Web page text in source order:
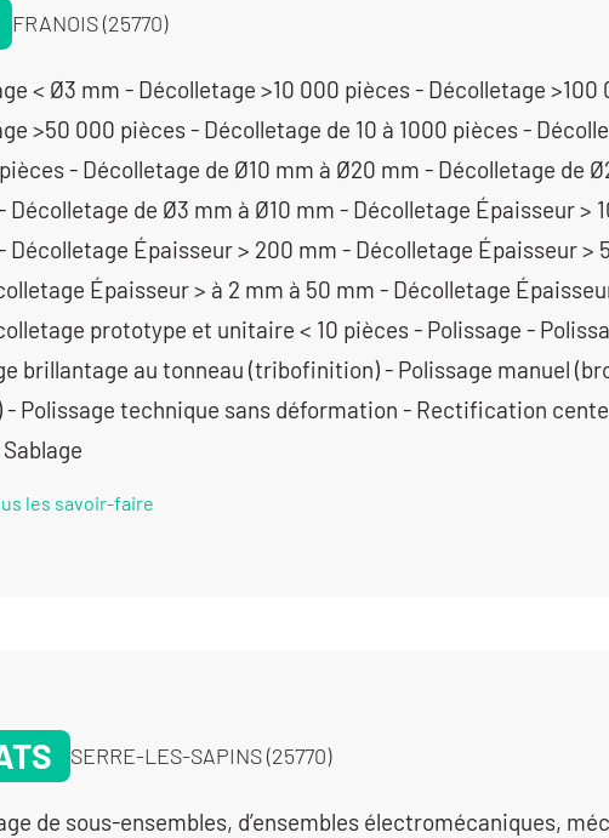
FRANOIS (25770)
< Ø3 mm - Décolletage >10 000 pièces - Décolletage >100
>50 000 pièces - Décolletage de 10 à 1000 pièces -
- Décolletage de Ø10 mm à Ø20 mm - Décolletage de
Décolletage de Ø3 mm à Ø10 mm - Décolletage Épaisseur >
Décolletage Épaisseur > 200 mm - Décolletage Épaisseur >
Épaisseur > à 2 mm à 50 mm - Décolletage
prototype et unitaire < 10 pièces - Polissage -
brillantage au tonneau (tribofinition) - Polissage manuel
- Polissage technique sans déformation - Rectification
les savoir-faire
SERRE-LES-SAPINS (25770)
mm à Ø20 mm - Décolletage de Ø20 mm à Ø32 mm - Décolletage de Ø3 mm à Ø10 mm - Electro-érosion à fil < diam 0,03 - Electro-érosion à fil < diam 0,05 - Electro-érosion à fil < diam 0,10 - Electro-érosion à fil > diam 0,10 - Electro-érosion à fil > diam 0,20 - Electro-érosion micro-perçage < diam 0,3 - Electro-érosion micro-perçage > diam 0,3 - Électro-érosion par enfonçage - Fabrication d’ensembles et de sous-ensembles - Fraisage proto - Laser (gravure et marquage) - Mécanique générale de précision - Parachèvement (finition de bords) - Rectification plane - Tournage moyenne série (de 1001 à 10 000 pièces) - Tournage Ø de 20 à 200 mm - Tournage Ø de 201 à 400 mm - Tournage petite série (de 11 à 1000 pièces) - Tournage prototype et unitaire (< 10 pièces) - Usinage / 3 axes / moyenne série (de 1001 à 10 000 pièces) > 1000 cm3 - Usinage / 3 axes / moyenne série (de 1001 à 10 000 pièces) entre 350 cm3 et 1000 cm3 - Usinage / 3 axes /petite série (de 10 à 1000 pièces) < 350 cm3 - Usinage / 3 axes /petite série (de 10 à 1000 pièces) > 1000 cm3 - Usinage / 3 axes /petite série (de 10 à 1000 pièces) entre 350 cm3 et 1000 cm3 - Usinage / 3 axes /prototype et unitaire (< 10 pièces) < 350 cm3 - Usinage / 3 axes /prototype et unitaire (< 10 pièces) > 1000 cm3 - Usinage / 3 axes /prototype et unitaire (<